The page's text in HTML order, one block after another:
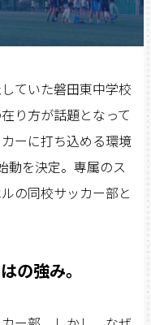
ていた磐田東中学校
り方が話題となって
ーに打ち込める環境
動を決定。専属のス
の同校サッカー部と
の強み。